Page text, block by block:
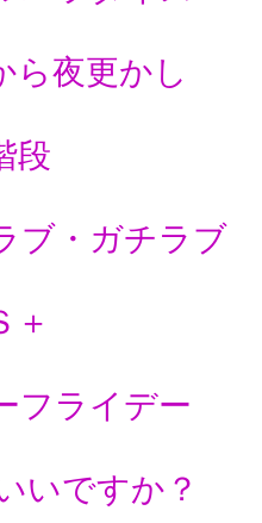
ら夜更か
の階段
ブ・ガチ
ＨＳ＋
フライ
いですか